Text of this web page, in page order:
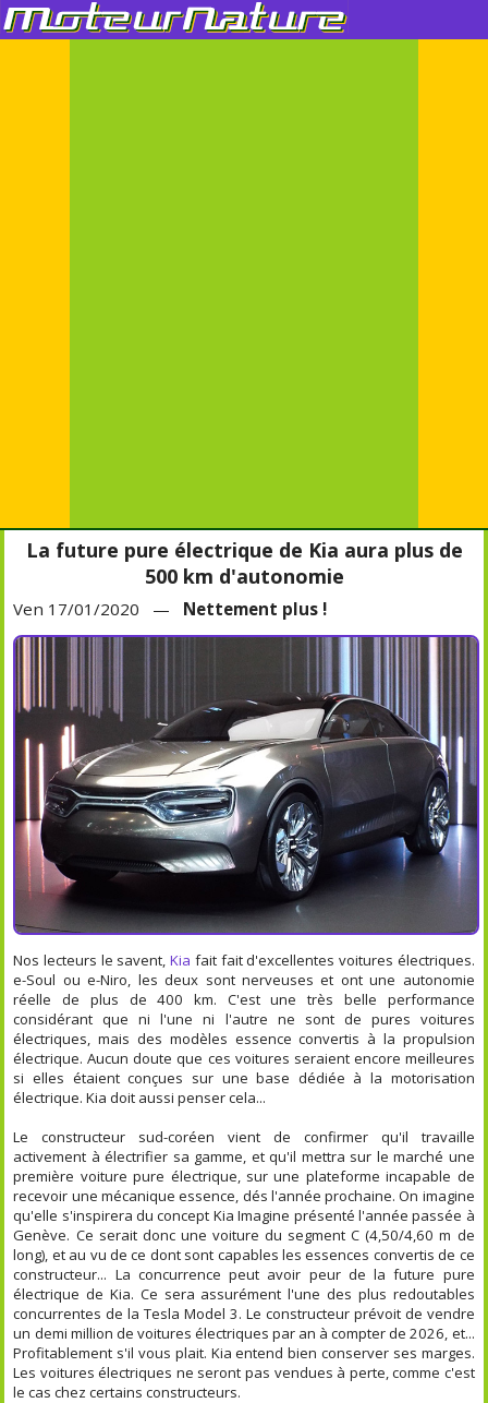
La future pure électrique de Kia aura plus de
500 km d'autonomie
Ven 17/01/2020 — Nettement plus !
Nos lecteurs le savent,Kia fait fait d'excellentes voitures électriques.
e-Soul ou e-Niro, les deux sont nerveuses et ont une autonomie
réelle de plus de 400 km. C'est une très belle performance
considérant que ni l'une ni l'autre ne sont de pures voitures
électriques, mais des modèles essence convertis à la propulsion
électrique. Aucun doute que ces voitures seraient encore meilleures
si elles étaient conçues sur une base dédiée à la motorisation
électrique. Kia doit aussi penser cela...
Le constructeur sud-coréen vient de confirmer qu'il travaille
activement à électrifier sa gamme, et qu'il mettra sur le marché une
première voiture pure électrique, sur une plateforme incapable de
recevoir une mécanique essence, dés l'année prochaine. On imagine
qu'elle s'inspirera du concept Kia Imagine présenté l'année passée à
Genève. Ce serait donc une voiture du segment C (4,50/4,60 m de
long), et au vu de ce dont sont capables les essences convertis de ce
constructeur... La concurrence peut avoir peur de la future pure
électrique de Kia. Ce sera assurément l'une des plus redoutables
concurrentes de la Tesla Model 3. Le constructeur prévoit de vendre
un demi million de voitures électriques par an à compter de 2026, et...
Profitablement s'il vous plait. Kia entend bien conserver ses marges.
Les voitures électriques ne seront pas vendues à perte, comme c'est
le cas chez certains constructeurs.